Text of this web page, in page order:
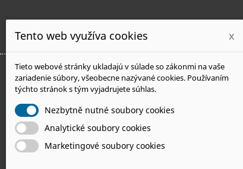
INFORMÁCIE O E-SHOPE
Mapeizol.sk
Murgašova 27
Šaľa 927 01
Tento web využíva cookies x
Tieto webové stránky ukladajú v súlade so zákonmi na vaše
zariadenie súbory, všeobecne nazývané cookies. Používaním
týchto stránok s tým vyjadrujete súhlas.
Nezbytně nutné soubory cookies
Analytické soubory cookies
Marketingové soubory cookies